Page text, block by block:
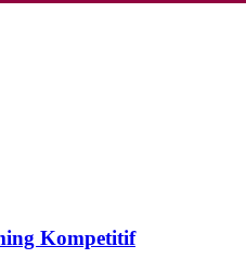
Kompetitif